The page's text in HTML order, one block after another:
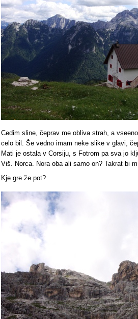
Cedim sline, čeprav me obliva strah, a
celo bil. Še vedno imam neke slike v glavi,
Mati je ostala v Corsiju, s Fotrom pa sva jo
Viš. Norca. Nora oba ali samo on? Takrat bi
Kje gre že pot?